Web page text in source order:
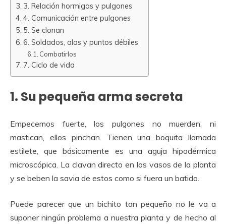
3. Relación hormigas y pulgones
4. Comunicación entre pulgones
5. Se clonan
6. Soldados, alas y puntos débiles
Combatirlos
7. Ciclo de vida
1. Su pequeña arma secreta
Empecemos fuerte, los pulgones no muerden, ni
mastican, ellos pinchan. Tienen una boquita llamada
estilete, que básicamente es una aguja hipodérmica
microscópica. La clavan directo en los vasos de la planta
y se beben la savia de estos como si fuera un batido.
Puede parecer que un bichito tan pequeño no le va a
suponer ningún problema a nuestra planta y de hecho al